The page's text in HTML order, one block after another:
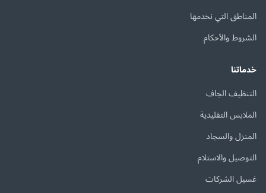
المناطق التي نخدمها
الشروط والأحكام
خدماتنا
التنظيف الجاف
الملابس التقليدية
المنزل والسجاد
التوصيل والاستلام
غسيل الشركات